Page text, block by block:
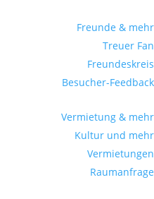
Freunde & mehr
Treuer Fan
Freundeskreis
Besucher-Feedback
Vermietung & mehr
Kultur und mehr
Vermietungen
Raumanfrage